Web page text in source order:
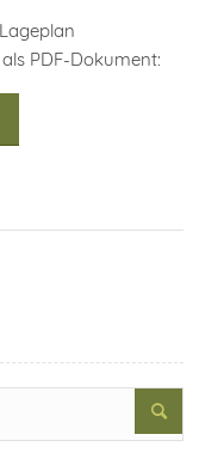
PDF-Dokument: